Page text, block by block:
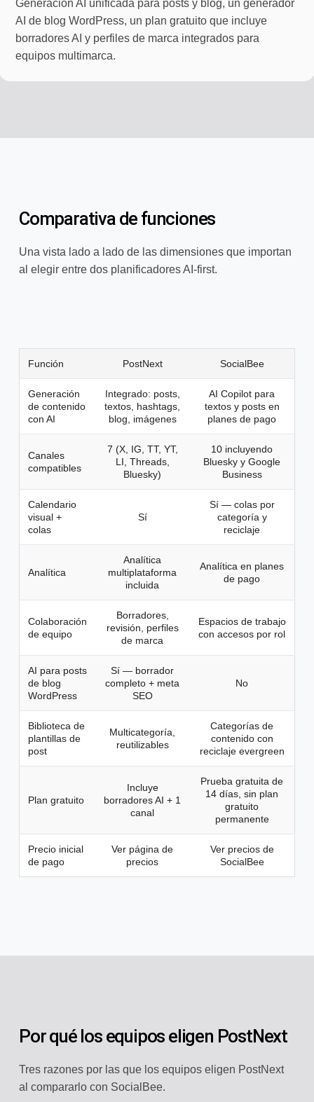
Generación AI unificada para posts y blog, un generador
AI de blog WordPress, un plan gratuito que incluye
borradores AI y perfiles de marca integrados para
equipos multimarca.
Comparativa de funciones
Una vista lado a lado de las dimensiones que importan
al elegir entre dos planificadores AI-first.
Función PostNext SocialBee
Generación
de contenido
con AI
Integrado: posts,
textos, hashtags,
blog, imágenes
AI Copilot para
textos y posts en
planes de pago
Canales
compatibles
7 (X, IG, TT, YT,
LI, Threads,
Bluesky)
10 incluyendo
Bluesky y Google
Business
Calendario
visual +
colas
Sí
Sí — colas por
categoría y
reciclaje
Analítica
Analítica
multiplataforma
incluida
Analítica en planes
de pago
Colaboración
de equipo
Borradores,
revisión, perfiles
de marca
Espacios de trabajo
con accesos por rol
AI para posts
de blog
WordPress
Sí — borrador
completo + meta
SEO
No
Biblioteca de
plantillas de
post
Multicategoría,
reutilizables
Categorías de
contenido con
reciclaje evergreen
Plan gratuito
Incluye
borradores AI + 1
canal
Prueba gratuita de
14 días, sin plan
gratuito
permanente
Precio inicial
de pago
Ver página de
precios
Ver precios de
SocialBee
Por qué los equipos eligen PostNext
Tres razones por las que los equipos eligen PostNext
al compararlo con SocialBee.